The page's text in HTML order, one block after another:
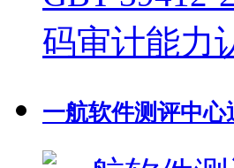
一航软件测评中